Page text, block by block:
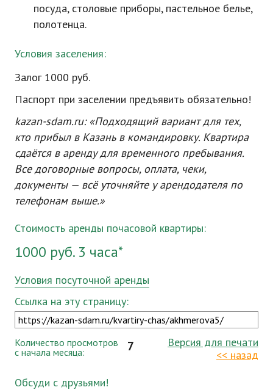
посуда, столовые приборы, пастельное белье,
полотенца.
Условия заселения:
Залог 1000 руб.
Паспорт при заселении предъявить обязательно!
kazan-sdam.ru: «Подходящий вариант для тех,
кто прибыл в Казань в командировку. Квартира
сдаётся в аренду для временного пребывания.
Все договорные вопросы, оплата, чеки,
документы — всё уточняйте у арендодателя по
телефонам выше.»
Стоимость аренды почасовой квартиры:
1000 руб. 3 часа*
Условия посуточной аренды
Ссылка на эту страницу:
Количество просмотров
с начала месяца:
7
Версия для печати
<< назад
Обсуди с друзьями!